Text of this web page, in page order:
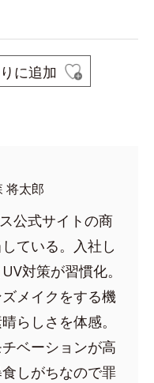
に追加
将太郎
公式サイトの商
ている。入社し
対策が習慣化。
メイクをする機
らしさを体感。
ベーションが高
しがちなので罪